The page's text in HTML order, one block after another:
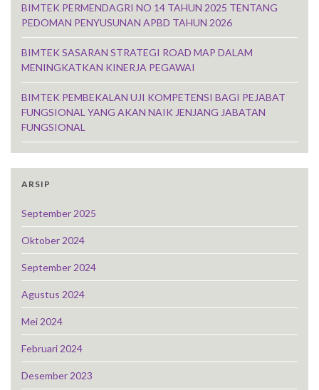
BIMTEK PERMENDAGRI NO 14 TAHUN 2025 TENTANG
PEDOMAN PENYUSUNAN APBD TAHUN 2026
BIMTEK SASARAN STRATEGI ROAD MAP DALAM
MENINGKATKAN KINERJA PEGAWAI
BIMTEK PEMBEKALAN UJI KOMPETENSI BAGI PEJABAT
FUNGSIONAL YANG AKAN NAIK JENJANG JABATAN
FUNGSIONAL
ARSIP
September 2025
Oktober 2024
September 2024
Agustus 2024
Mei 2024
Februari 2024
Desember 2023